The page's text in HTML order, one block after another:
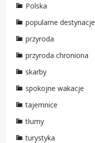
Polska
popularne destynacje
przyroda
przyroda chroniona
skarby
spokojne wakacje
tajemnice
tłumy
turystyka